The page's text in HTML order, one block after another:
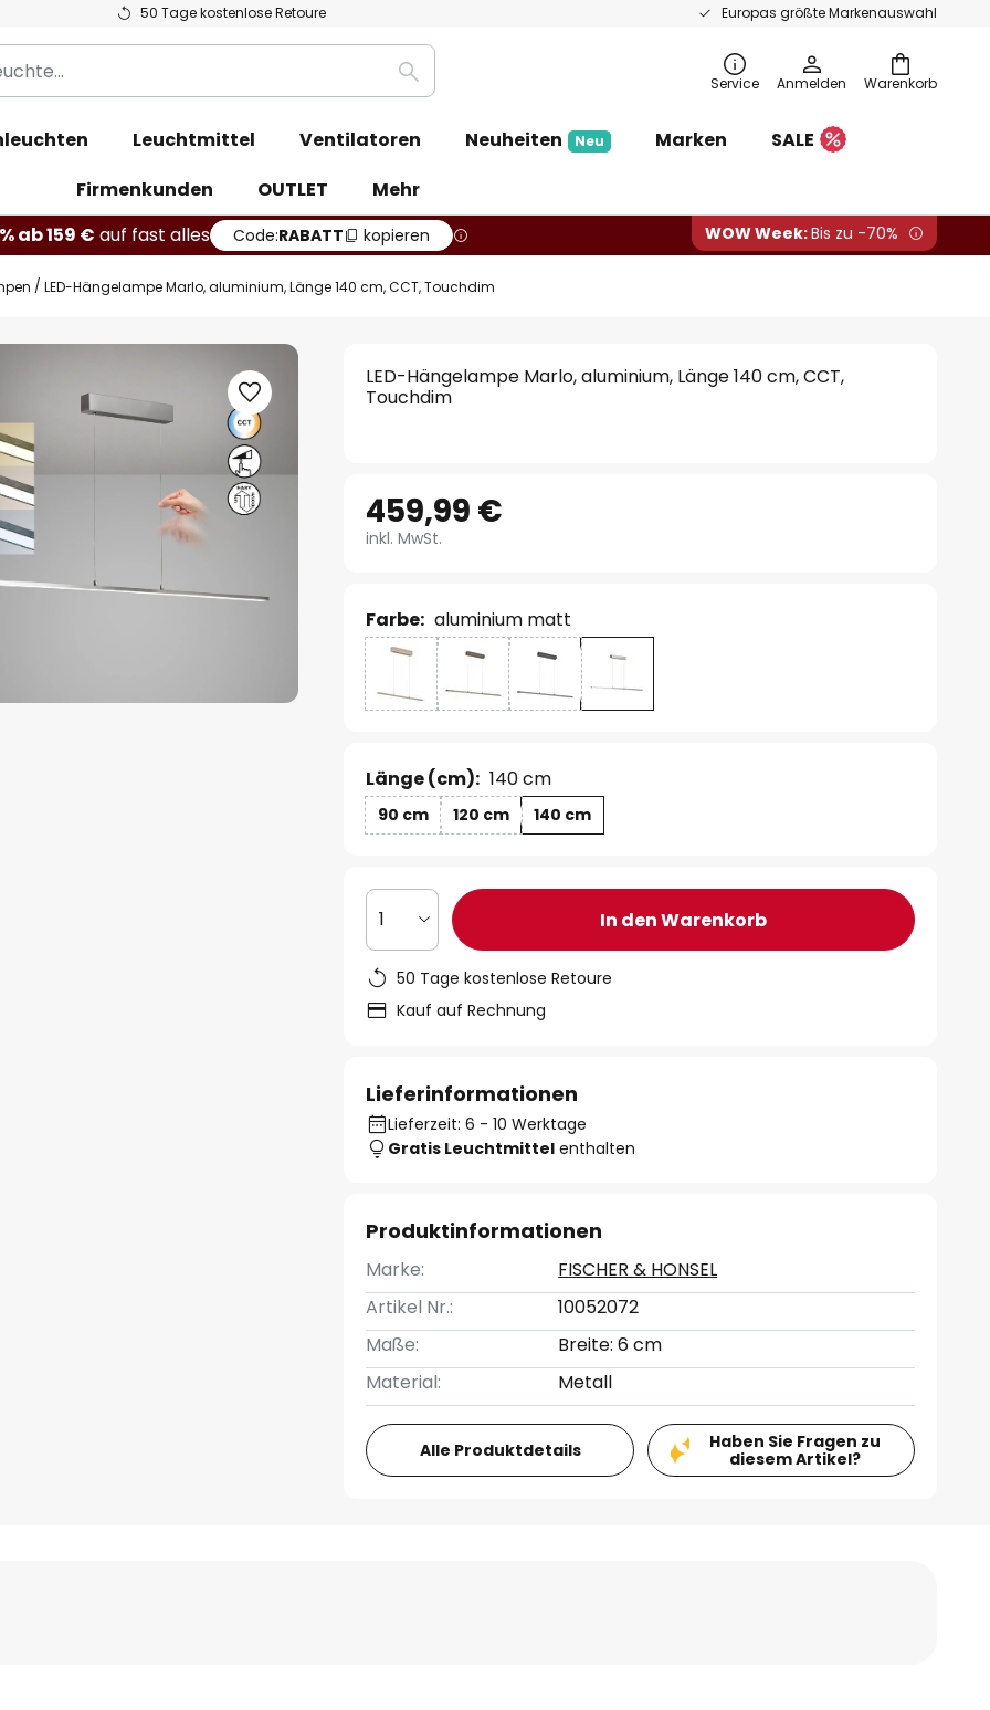
50 Tage kostenlose Retoure Europas größte Markenauswahl
Warenkorb
Suche Service Anmelden
Leuchtmittel Ventilatoren Neuheiten Neu Marken
SALE
Firmenkunden
OUTLET
Mehr
ab 159 € auf fast alles Code:RABATT kopieren WOW Week:Bis zu -70%
LED-Hängelampe Marlo, aluminium, Länge 140 cm, CCT, Touchdim
LED-Hängelampe Marlo, aluminium, Länge 140 cm, CCT,
Touchdim
459,99 €
inkl. MwSt.
Farbe: aluminium matt
Länge (cm): 140 cm
90 cm 120 cm 140 cm
1 In den Warenkorb
50 Tage kostenlose Retoure
Kauf auf Rechnung
Lieferinformationen
Lieferzeit: 6 - 10 Werktage
Gratis Leuchtmittel enthalten
Produktinformationen
Marke:
FISCHER & HONSEL
Artikel Nr.:
10052072
Maße:
Breite: 6 cm
Material:
Metall
Alle Produktdetails
Haben Sie Fragen zu
diesem Artikel?